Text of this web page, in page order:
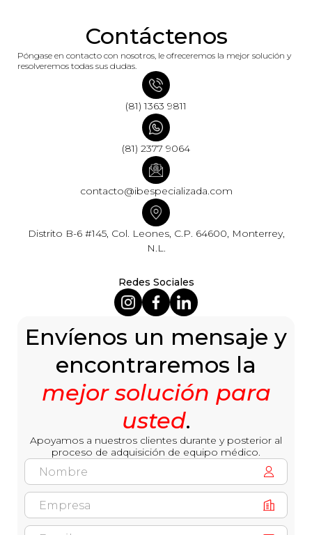
Contáctenos
Póngase en contacto con nosotros, le ofreceremos la mejor solución y
resolveremos todas sus dudas.
(81) 1363 9811
(81) 2377 9064
contacto@ibespecializada.com
Distrito B-6 #145, Col. Leones, C.P. 64600, Monterrey,
N.L.
Redes Sociales
Envíenos un mensaje y
encontraremos la
mejor solución para
usted.
Apoyamos a nuestros clientes durante y posterior al
proceso de adquisición de equipo médico.